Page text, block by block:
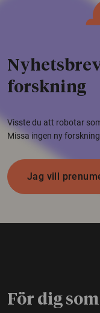
forskning
Visste du att robotar
Missa ingen ny
Jag vill
För dig